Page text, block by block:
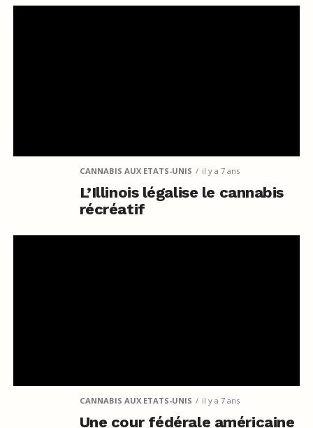
CANNABIS AUX ETATS-UNIS il y a 7 ans
L’Illinois légalise le cannabis
récréatif
CANNABIS AUX ETATS-UNIS il y a 7 ans
Une cour fédérale américaine